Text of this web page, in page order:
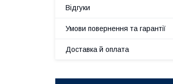
Відгуки
Умови повернення та гарантії
Доставка й оплата